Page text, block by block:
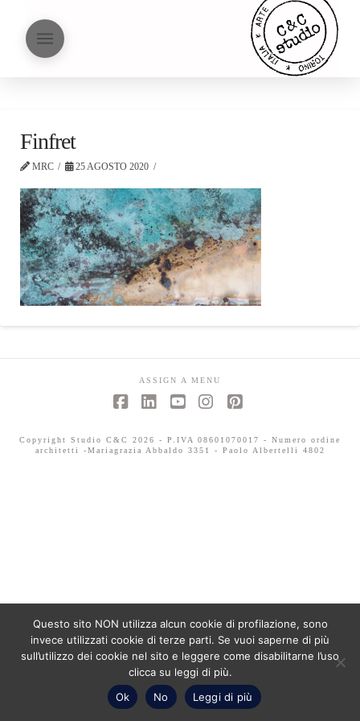
Finfret
MRC 25 AGOSTO 2020
ASSIGN A MENU
Copyright Studio C&C 2026 - P.IVA 08601070017 - Numero ordine
architetti -Mariagrazia Abbaldo 3351 - Paolo Albertelli 4802
Questo sito NON utilizza alcun cookie di profilazione, sono
invece utilizzati cookie di terze parti. Se vuoi saperne di più
sull’utilizzo dei cookie nel sito e leggere come disabilitarne l’uso
clicca su leggi di più.
Ok
No Leggi di più